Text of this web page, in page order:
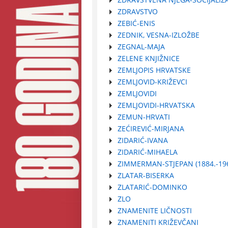
ZDRAVSTVO
ZEBIĆ-ENIS
ZEDNIK, VESNA-IZLOŽBE
ZEGNAL-MAJA
ZELENE KNJIŽNICE
ZEMLJOPIS HRVATSKE
ZEMLJOVID-KRIŽEVCI
ZEMLJOVIDI
ZEMLJOVIDI-HRVATSKA
ZEMUN-HRVATI
ZEĆIREVIĆ-MIRJANA
ZIDARIĆ-IVANA
ZIDARIĆ-MIHAELA
ZIMMERMAN-STJEPAN (1884.-
ZLATAR-BISERKA
ZLATARIĆ-DOMINKO
ZLO
ZNAMENITE LIČNOSTI
ZNAMENITI KRIŽEVČANI